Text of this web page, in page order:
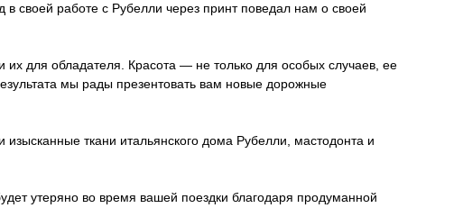
своей работе с Рубелли через принт поведал нам о своей
их для обладателя. Красота — не только для особых случаев, ее
мы рады презентовать вам новые дорожные
ткани итальянского дома Рубелли, мастодонта и
утеряно во время вашей поездки благодаря продуманной